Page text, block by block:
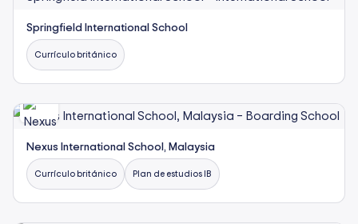
Springfield International School
Currículo británico
Nexus International School, Malaysia
Currículo británico Plan de estudios IB